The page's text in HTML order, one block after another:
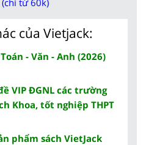
của Vietjack:
- Văn - Anh (2026)
VIP ĐGNL các trường
Khoa, tốt nghiệp THPT
phẩm sách VietJack